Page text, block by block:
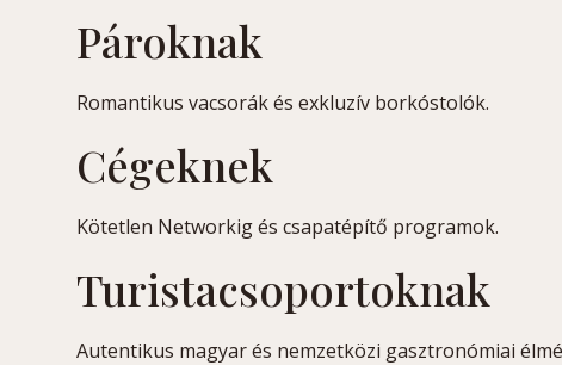
Pároknak
Romantikus vacsorák és exkluzív borkóstolók.
Cégeknek
Kötetlen Networkig és csapatépítő programok.
Turistacsoportoknak
Autentikus magyar és nemzetközi gasztronómiai